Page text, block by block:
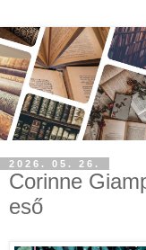
2026. 05. 26.
Corinne
eső